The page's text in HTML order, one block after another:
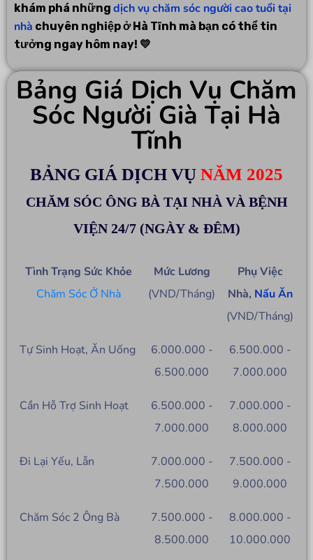
khám phá những dịch vụ chăm sóc người cao tuổi tại
nhà chuyên nghiệp ở Hà Tĩnh mà bạn có thể tin
tưởng ngay hôm nay! 💛
Bảng Giá Dịch Vụ Chăm
Sóc Người Già Tại Hà
Tĩnh
BẢNG GIÁ DỊCH VỤ NĂM 2025
CHĂM SÓC ÔNG BÀ TẠI NHÀ VÀ BỆNH
VIỆN 24/7 (NGÀY & ĐÊM)
Tình Trạng Sức Khỏe
Chăm Sóc Ở Nhà
Mức Lương
(VND/Tháng)
Phụ Việc
Nhà, Nấu Ăn
(VND/Tháng)
Tự Sinh Hoạt, Ăn Uống
6.000.000 -
6.500.000
6.500.000 -
7.000.000
Cần Hỗ Trợ Sinh Hoạt
6.500.000 -
7.000.000
7.000.000 -
8.000.000
Đi Lại Yếu, Lẫn
7.000.000 -
7.500.000
7.500.000 -
9.000.000
Chăm Sóc 2 Ông Bà
7.500.000 -
8.500.000
8.000.000 -
10.000.000